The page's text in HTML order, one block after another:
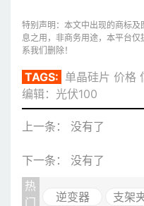
特别声明：本文中出现的商标
息之用，非商务用途，本平台
系我们删除！
TAGS: 单晶硅片 价格
编辑：光伏100
上一条： 没有了
下一条： 没有了
热
门
逆变器 支架